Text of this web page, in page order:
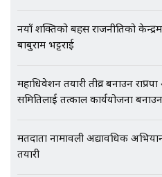
नयाँ शक्तिको बहस राजनीतिको
बाबुराम भट्टराई
महाधिवेशन तयारी तीव्र बनाउन
समितिलाई तत्काल कार्ययोजना
मतदाता नामावली अद्यावधिक
तयारी